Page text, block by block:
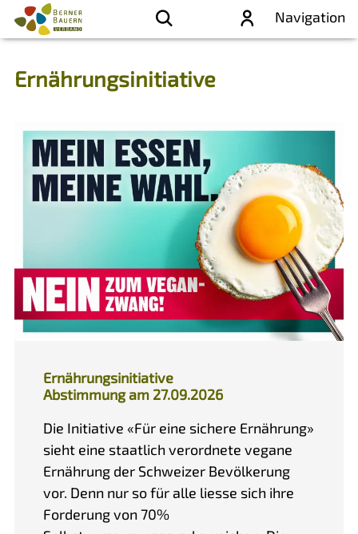
Navigation
Ernährungsinitiative
Ernährungsinitiative
Abstimmung am 27.09.2026
Die Initiative «Für eine sichere Ernährung»
sieht eine staatlich verordnete vegane
Ernährung der Schweizer Bevölkerung
vor. Denn nur so für alle liesse sich ihre
Forderung von 70%